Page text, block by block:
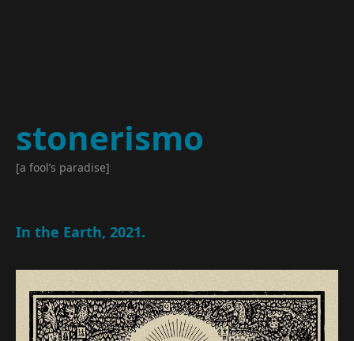
stonerismo
[a fool’s paradise]
In the Earth, 2021.